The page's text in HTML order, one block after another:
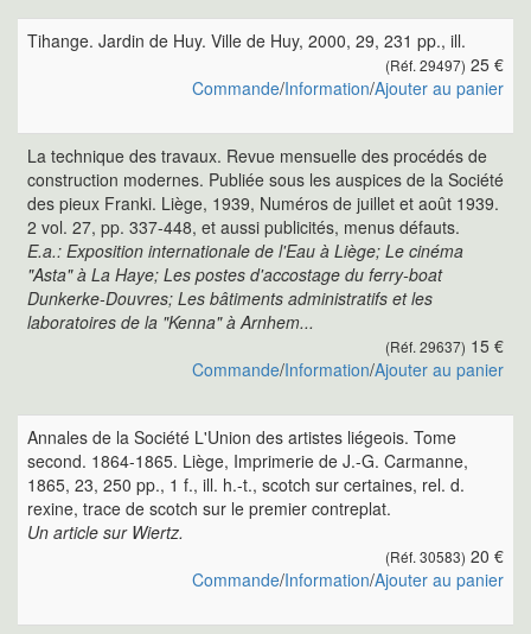
Tihange. Jardin de Huy. Ville de Huy, 2000, 29, 231 pp., ill.
(Réf. 29497) 25 €
Commande/Information/Ajouter au panier
La technique des travaux. Revue mensuelle des procédés de
construction modernes. Publiée sous les auspices de la Société
des pieux Franki. Liège, 1939, Numéros de juillet et août 1939.
2 vol. 27, pp. 337-448, et aussi publicités, menus défauts.
E.a.: Exposition internationale de l'Eau à Liège; Le cinéma
"Asta" à La Haye; Les postes d'accostage du ferry-boat
Dunkerke-Douvres; Les bâtiments administratifs et les
laboratoires de la "Kenna" à Arnhem...
(Réf. 29637) 15 €
Commande/Information/Ajouter au panier
Annales de la Société L'Union des artistes liégeois. Tome
second. 1864-1865. Liège, Imprimerie de J.-G. Carmanne,
1865, 23, 250 pp., 1 f., ill. h.-t., scotch sur certaines, rel. d.
rexine, trace de scotch sur le premier contreplat.
Un article sur Wiertz.
(Réf. 30583) 20 €
Commande/Information/Ajouter au panier